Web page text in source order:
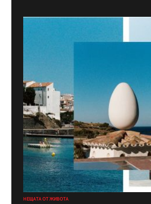
НЕЩАТА ОТ ЖИВОТА